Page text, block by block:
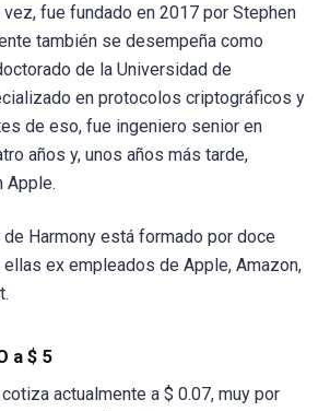
vez, fue fundado en 2017 por Stephen
también se desempeña como
de la Universidad de
en protocolos criptográficos y
de eso, fue ingeniero senior en
años y, unos años más tarde,
Apple.
Harmony está formado por doce
ex empleados de Apple, Amazon,
a $ 5
actualmente a $ 0.07, muy por